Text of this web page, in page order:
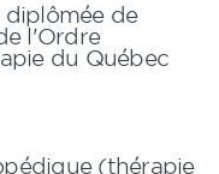
de
l'Ordre
du Québec
(thérapie